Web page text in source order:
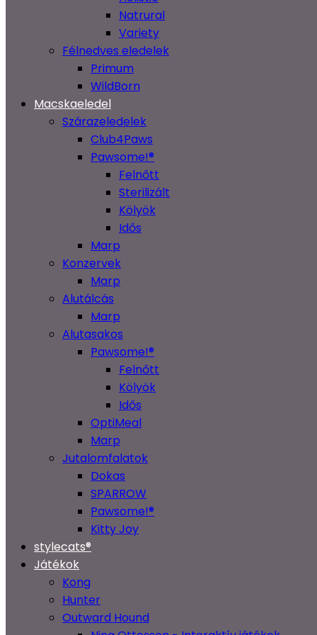
Natrural
Variety
Félnedves eledelek
Primum
WildBorn
Macskaeledel
Szárazeledelek
Club4Paws
Pawsome!®
Felnőtt
Sterilizált
Kölyök
Idős
Marp
Konzervek
Marp
Alutálcás
Marp
Alutasakos
Pawsome!®
Felnőtt
Kölyök
Idős
OptiMeal
Marp
Jutalomfalatok
Dokas
SPARROW
Pawsome!®
Kitty Joy
stylecats®
Játékok
Kong
Hunter
Outward Hound